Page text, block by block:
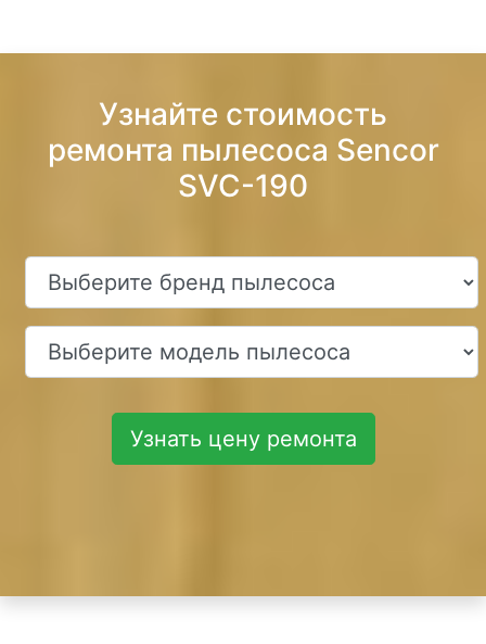
Узнайте стоимость
ремонта пылесоса Sencor
SVC-190
Узнать цену ремонта